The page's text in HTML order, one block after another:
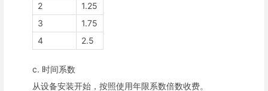
2
1.25
3
1.75
4
2.5
c. 时间系数
从设备安装开始，按照使用年限系数倍数收费。